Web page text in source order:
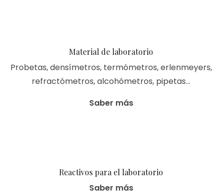
Material de laboratorio
Probetas, densímetros, termómetros, erlenmeyers,
refractómetros, alcohómetros, pipetas…
Saber más
Reactivos para el laboratorio
Saber más